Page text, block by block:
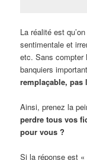
La réalité est
sentimentale et
etc. Sans compter
banquiers
remplaçable, pas
Ainsi, prenez la
perdre tous vos
pour vous ?
Si la réponse est